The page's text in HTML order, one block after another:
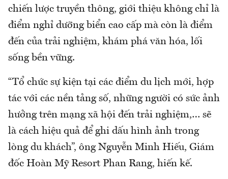
chiến lược truyền thông, giới thiệu không chỉ là
điểm nghỉ dưỡng biển cao cấp mà còn là điểm
đến của trải nghiệm, khám phá văn hóa, lối
sống bền vững.
“Tổ chức sự kiện tại các điểm du lịch mới, hợp
tác với các nền tảng số, những người có sức ảnh
hưởng trên mạng xã hội đến trải nghiệm,… sẽ
là cách hiệu quả để ghi dấu hình ảnh trong
lòng du khách”, ông Nguyễn Minh Hiếu, Giám
đốc Hoàn Mỹ Resort Phan Rang, hiến kế.